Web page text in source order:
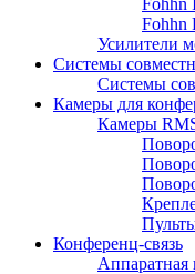
Fohhn
Усилители
Системы
Системы
Камеры для
Камеры
Конференц-связь
Аппаратная